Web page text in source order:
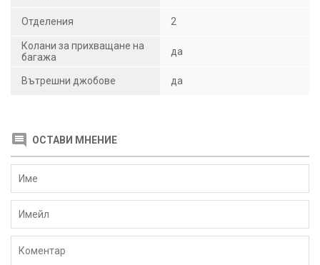
Отделения 2
Колани за прихващане на
багажа
да
Вътрешни джобове да
ОСТАВИ МНЕНИЕ